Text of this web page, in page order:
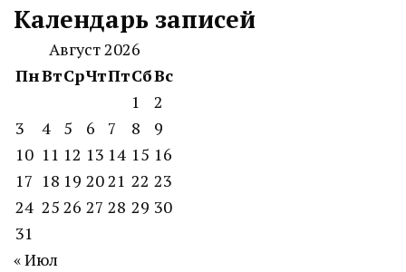
Календарь записей
Август 2026
ПнВтСрЧтПтСбВс
1
2
3
4 5 6 7 8
9
10 11 12 13 14 15 16
17 18 19 2021 22 23
24 25 26 27 28 29 30
31
« Июл